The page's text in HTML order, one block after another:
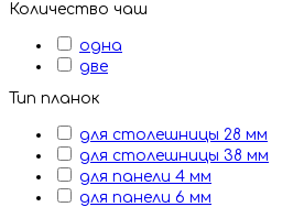
Количество чаш
одна
две
Тип планок
для столешницы 28 мм
для столешницы 38 мм
для панели 4 мм
для панели 6 мм